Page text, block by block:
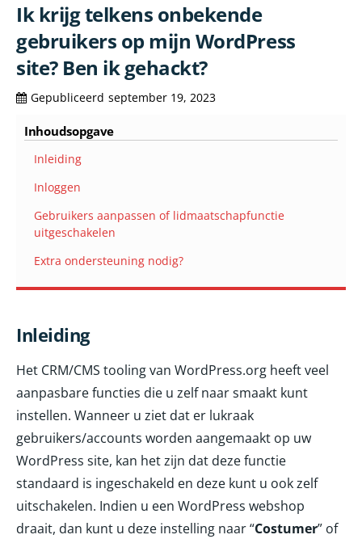
Ik krijg telkens onbekende
gebruikers op mijn WordPress
site? Ben ik gehackt?
Gepubliceerd september 19, 2023
Inhoudsopgave
Inleiding
Inloggen
Gebruikers aanpassen of lidmaatschapfunctie
uitgeschakelen
Extra ondersteuning nodig?
Inleiding
Het CRM/CMS tooling van WordPress.org heeft veel
aanpasbare functies die u zelf naar smaakt kunt
instellen. Wanneer u ziet dat er lukraak
gebruikers/accounts worden aangemaakt op uw
WordPress site, kan het zijn dat deze functie
standaard is ingeschakeld en deze kunt u ook zelf
uitschakelen. Indien u een WordPress webshop
draait, dan kunt u deze instelling naar “Costumer” of